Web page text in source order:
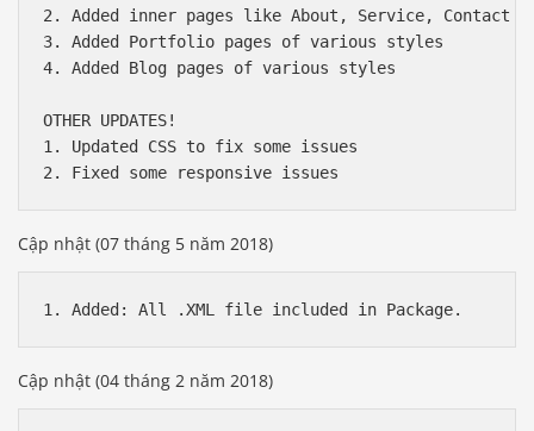
2. Added inner pages like About, Service, Contact
3. Added Portfolio pages of various styles
4. Added Blog pages of various styles
OTHER UPDATES!
1. Updated CSS to fix some issues
Cập nhật (07 tháng 5 năm 2018)
Cập nhật (04 tháng 2 năm 2018)